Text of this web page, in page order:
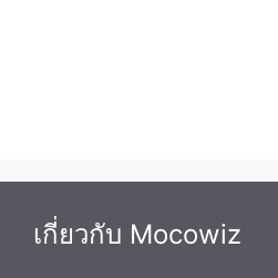
เกี่ยวกับ Mocowiz